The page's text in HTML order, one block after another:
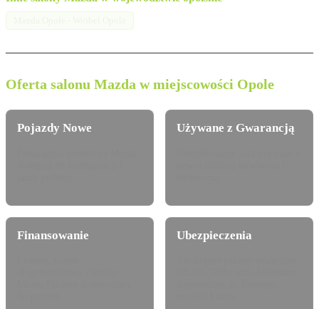
Oferta salonu Mazda w miejscowości Opole
Pojazdy Nowe Używane z Gwarancją
Finansowanie Ubezpieczenia